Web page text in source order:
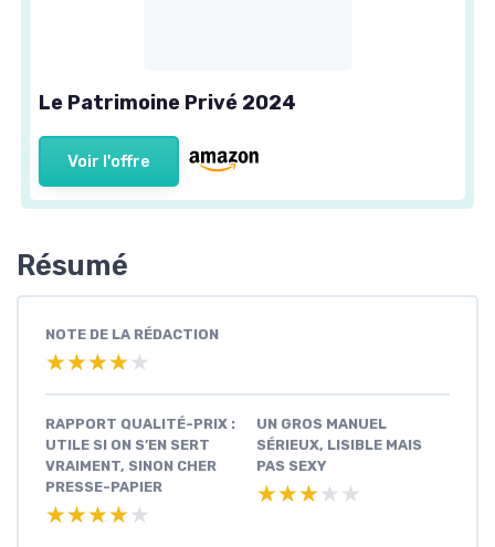
Le Patrimoine Privé 2024
Voir l'offre
Résumé
NOTE DE LA RÉDACTION
★★★★★
★★★★★
RAPPORT QUALITÉ-PRIX :
UTILE SI ON S’EN SERT
VRAIMENT, SINON CHER
PRESSE-PAPIER
★★★★★
★★★★★
UN GROS MANUEL
SÉRIEUX, LISIBLE MAIS
PAS SEXY
★★★★★
★★★★★